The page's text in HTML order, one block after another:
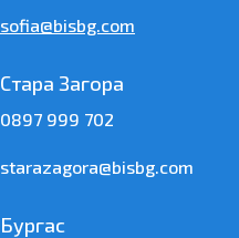
sofia@bisbg.com
Стара Загора
0897 999 702
starazagora@bisbg.com
Бургас